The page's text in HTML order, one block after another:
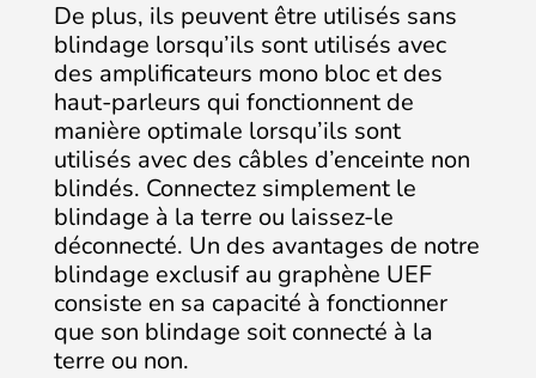
De plus, ils peuvent être utilisés sans
blindage lorsqu’ils sont utilisés avec
des amplificateurs mono bloc et des
haut-parleurs qui fonctionnent de
manière optimale lorsqu’ils sont
utilisés avec des câbles d’enceinte non
blindés. Connectez simplement le
blindage à la terre ou laissez-le
déconnecté. Un des avantages de notre
blindage exclusif au graphène UEF
consiste en sa capacité à fonctionner
que son blindage soit connecté à la
terre ou non.